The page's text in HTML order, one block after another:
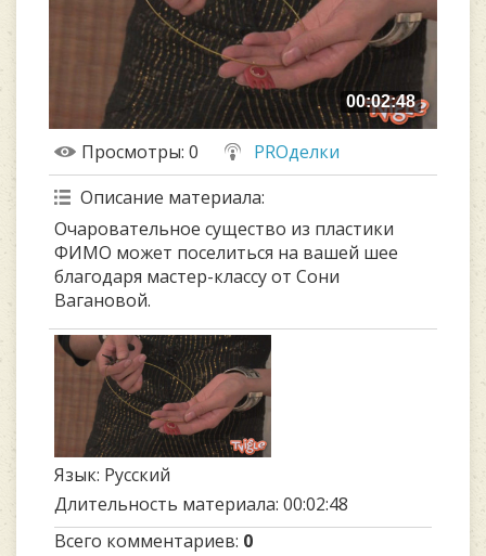
00:02:48
Просмотры: 0
PROделки
Описание материала:
Очаровательное существо из пластики
ФИМО может поселиться на вашей шее
благодаря мастер-классу от Сони
Вагановой.
Язык: Русский
Длительность материала: 00:02:48
Всего комментариев: 0